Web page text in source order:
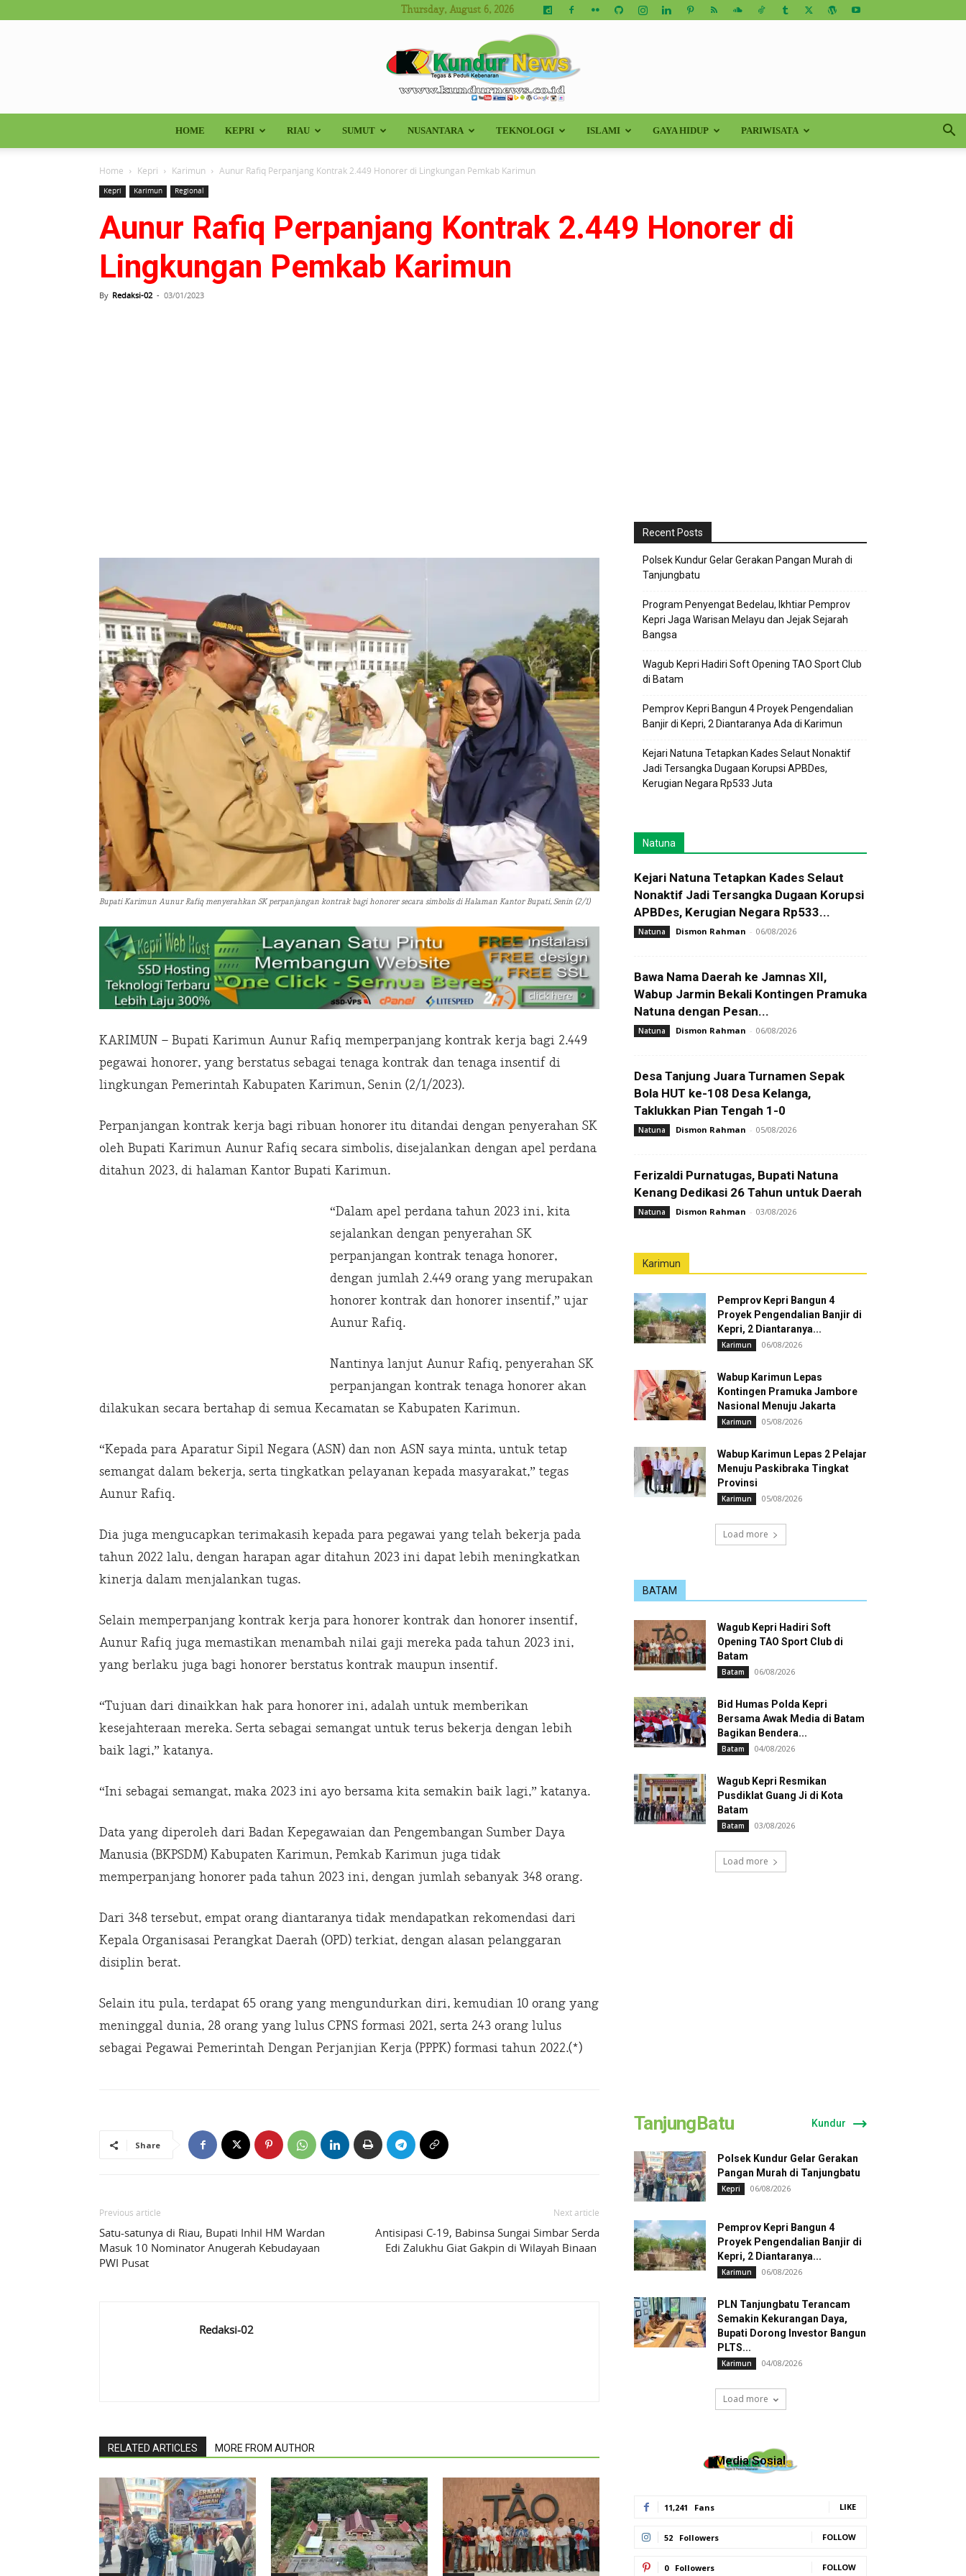
Thursday, August 6, 2026
Kundur
News
HOME KEPRI RIAU SUMUT NUSANTARA TEKNOLOGI ISLAMI GAYA HIDUP PARIWISATA
Home Kepri Karimun Aunur Rafiq Perpanjang Kontrak 2.449 Honorer di Lingkungan Pemkab Karimun
Kepri Karimun Regional
Aunur Rafiq Perpanjang Kontrak 2.449 Honorer di
Lingkungan Pemkab Karimun
By Redaksi-02 - 03/01/2023
Bupati Karimun Aunur Rafiq menyerahkan SK perpanjangan kontrak bagi honorer secara simbolis di Halaman Kantor Bupati, Senin (2/1)
KARIMUN – Bupati Karimun Aunur Rafiq memperpanjang kontrak kerja bagi 2.449
pegawai honorer, yang berstatus sebagai tenaga kontrak dan tenaga insentif di
lingkungan Pemerintah Kabupaten Karimun, Senin (2/1/2023).
Perpanjangan kontrak kerja bagi ribuan honorer itu ditandai dengan penyerahan SK
oleh Bupati Karimun Aunur Rafiq secara simbolis, disejalankan dengan apel perdana
ditahun 2023, di halaman Kantor Bupati Karimun.
“Dalam apel perdana tahun 2023 ini, kita
sejalankan dengan penyerahan SK
perpanjangan kontrak tenaga honorer,
dengan jumlah 2.449 orang yang merupakan
honorer kontrak dan honorer insentif,” ujar
Aunur Rafiq.
Nantinya lanjut Aunur Rafiq, penyerahan SK
perpanjangan kontrak tenaga honorer akan
dilakukan secara bertahap di semua Kecamatan se Kabupaten Karimun.
“Kepada para Aparatur Sipil Negara (ASN) dan non ASN saya minta, untuk tetap
semangat dalam bekerja, serta tingkatkan pelayanan kepada masyarakat,” tegas
Aunur Rafiq.
Dia juga mengucapkan terimakasih kepada para pegawai yang telah bekerja pada
tahun 2022 lalu, dengan harapan agar ditahun 2023 ini dapat lebih meningkatkan
kinerja dalam menjalankan tugas.
Selain memperpanjang kontrak kerja para honorer kontrak dan honorer insentif,
Aunur Rafiq juga memastikan menambah nilai gaji mereka pada tahun 2023 ini,
yang berlaku juga bagi honorer berstatus kontrak maupun insentif.
“Tujuan dari dinaikkan hak para honorer ini, adalah untuk memberikan
kesejahteraan mereka. Serta sebagai semangat untuk terus bekerja dengan lebih
baik lagi,” katanya.
“Ini sebagai semangat, maka 2023 ini ayo bersama kita semakin baik lagi,” katanya.
Data yang diperoleh dari Badan Kepegawaian dan Pengembangan Sumber Daya
Manusia (BKPSDM) Kabupaten Karimun, Pemkab Karimun juga tidak
memperpanjang honorer pada tahun 2023 ini, dengan jumlah sebanyak 348 orang.
Dari 348 tersebut, empat orang diantaranya tidak mendapatkan rekomendasi dari
Kepala Organisasai Perangkat Daerah (OPD) terkiat, dengan alasan pelanggaran
disiplin berat.
Selain itu pula, terdapat 65 orang yang mengundurkan diri, kemudian 10 orang yang
meninggal dunia, 28 orang yang lulus CPNS formasi 2021, serta 243 orang lulus
sebagai Pegawai Pemerintah Dengan Perjanjian Kerja (PPPK) formasi tahun 2022.(*)
Share
Previous article
Satu-satunya di Riau, Bupati Inhil HM Wardan
Masuk 10 Nominator Anugerah Kebudayaan
PWI Pusat
Next article
Antisipasi C-19, Babinsa Sungai Simbar Serda
Edi Zalukhu Giat Gakpin di Wilayah Binaan
Redaksi-02
RELATED ARTICLES MORE FROM AUTHOR
Recent Posts
Polsek Kundur Gelar Gerakan Pangan Murah di
Tanjungbatu
Program Penyengat Bedelau, Ikhtiar Pemprov
Kepri Jaga Warisan Melayu dan Jejak Sejarah
Bangsa
Wagub Kepri Hadiri Soft Opening TAO Sport Club
di Batam
Pemprov Kepri Bangun 4 Proyek Pengendalian
Banjir di Kepri, 2 Diantaranya Ada di Karimun
Kejari Natuna Tetapkan Kades Selaut Nonaktif
Jadi Tersangka Dugaan Korupsi APBDes,
Kerugian Negara Rp533 Juta
Natuna
Kejari Natuna Tetapkan Kades Selaut
Nonaktif Jadi Tersangka Dugaan Korupsi
APBDes, Kerugian Negara Rp533...
Natuna Dismon Rahman - 06/08/2026
Bawa Nama Daerah ke Jamnas XII,
Wabup Jarmin Bekali Kontingen Pramuka
Natuna dengan Pesan...
Natuna Dismon Rahman - 06/08/2026
Desa Tanjung Juara Turnamen Sepak
Bola HUT ke-108 Desa Kelanga,
Taklukkan Pian Tengah 1-0
Natuna Dismon Rahman - 05/08/2026
Ferizaldi Purnatugas, Bupati Natuna
Kenang Dedikasi 26 Tahun untuk Daerah
Natuna Dismon Rahman - 03/08/2026
Karimun
Pemprov Kepri Bangun 4
Proyek Pengendalian Banjir di
Kepri, 2 Diantaranya...
Karimun 06/08/2026
Wabup Karimun Lepas
Kontingen Pramuka Jambore
Nasional Menuju Jakarta
Karimun 05/08/2026
Wabup Karimun Lepas 2 Pelajar
Menuju Paskibraka Tingkat
Provinsi
Karimun 05/08/2026
Load more
BATAM
Wagub Kepri Hadiri Soft
Opening TAO Sport Club di
Batam
Batam 06/08/2026
Bid Humas Polda Kepri
Bersama Awak Media di Batam
Bagikan Bendera...
Batam 04/08/2026
Wagub Kepri Resmikan
Pusdiklat Guang Ji di Kota
Batam
Batam 03/08/2026
Load more
TanjungBatu Kundur
Polsek Kundur Gelar Gerakan
Pangan Murah di Tanjungbatu
Kepri 06/08/2026
Pemprov Kepri Bangun 4
Proyek Pengendalian Banjir di
Kepri, 2 Diantaranya...
Karimun 06/08/2026
PLN Tanjungbatu Terancam
Semakin Kekurangan Daya,
Bupati Dorong Investor Bangun
PLTS...
Karimun 04/08/2026
Load more
Media Sosial
11,241 Fans LIKE
52 Followers FOLLOW
0 Followers FOLLOW